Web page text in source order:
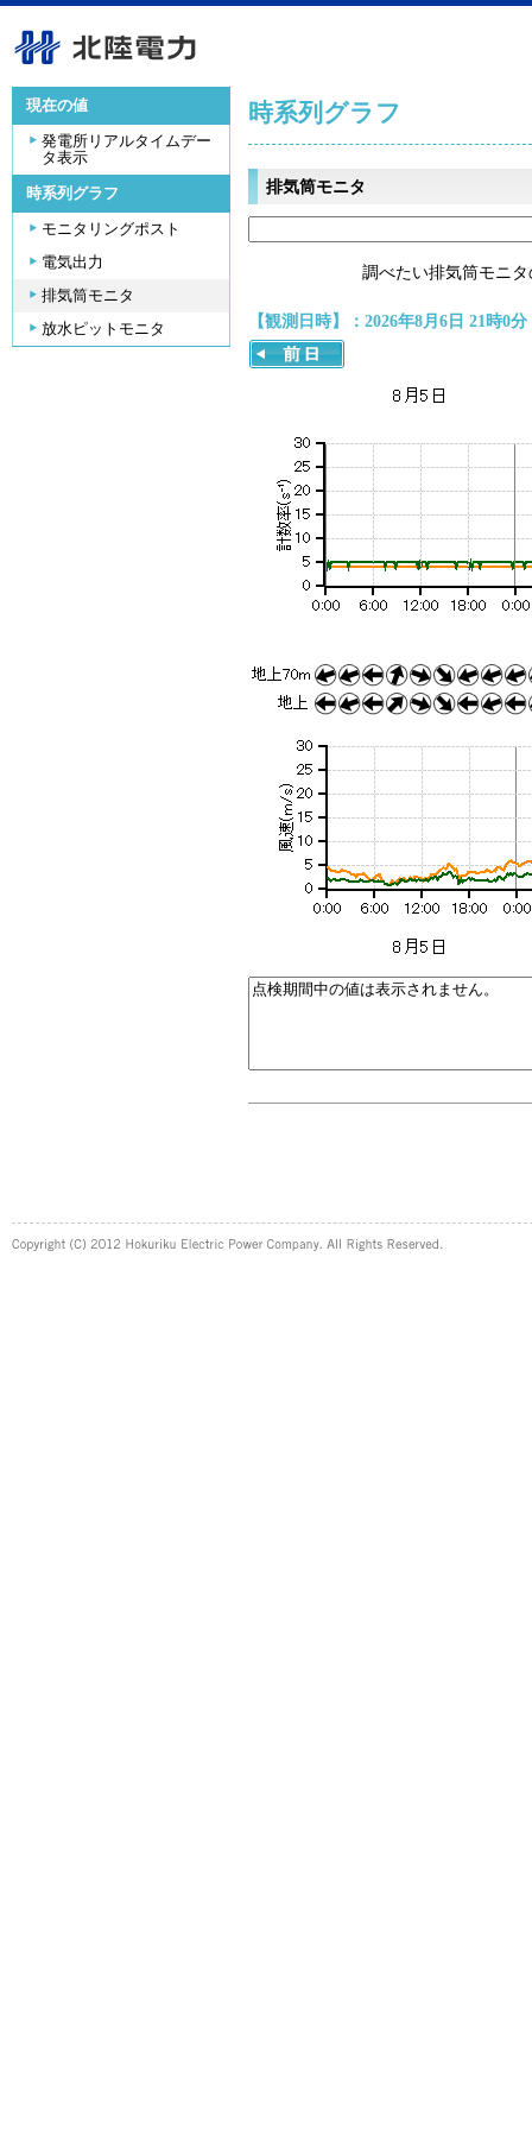
現在の値
発電所リアルタイムデー
タ表示
時系列グラフ
モニタリングポスト
電気出力
排気筒モニタ
放水ピットモニタ
時系列グラフ
排気筒モニタ
調べたい排気筒モニ
【観測日時】：2026年8月6日 21時0分